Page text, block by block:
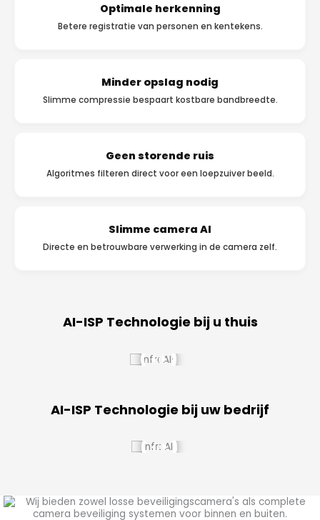
Optimale herkenning
Betere registratie van personen en kentekens.
Minder opslag nodig
Slimme compressie bespaart kostbare bandbreedte.
Geen storende ruis
Algoritmes filteren direct voor een loepzuiver beeld.
Slimme camera AI
Directe en betrouwbare verwerking in de camera zelf.
AI-ISP Technologie bij u thuis
AI-ISP Technologie bij uw bedrijf